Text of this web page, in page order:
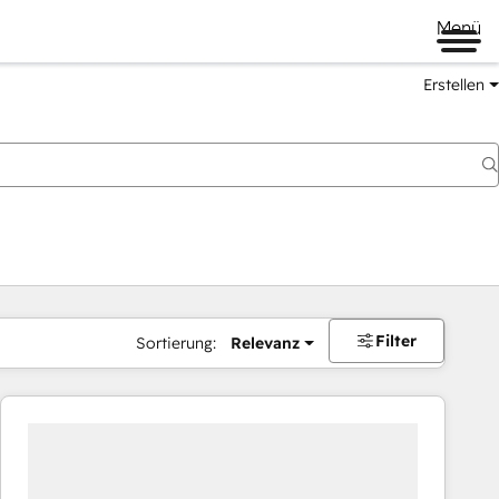
Menü
Erstellen
Sortierung: Relevanz Filter